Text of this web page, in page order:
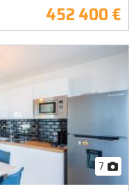
452 400 €
7